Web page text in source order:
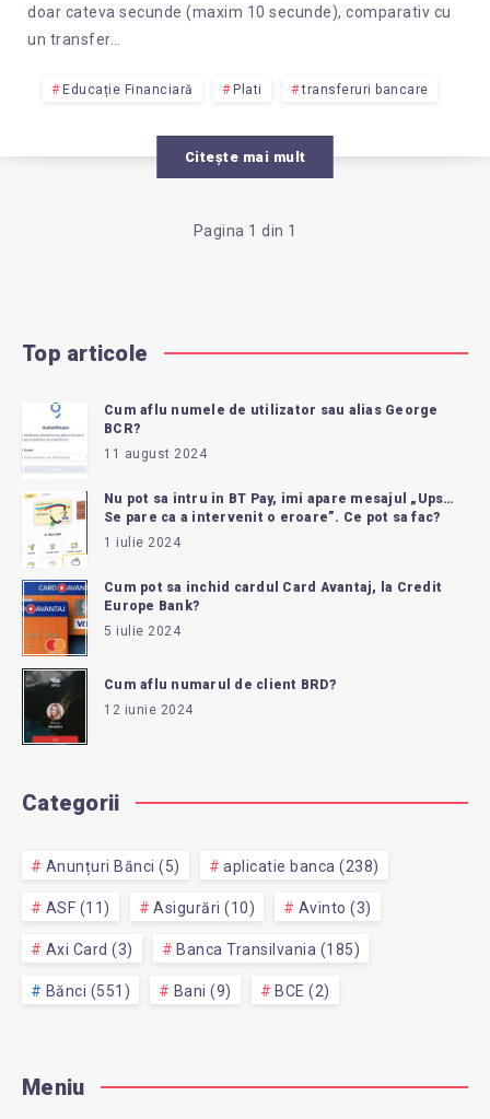
doar cateva secunde (maxim 10 secunde), comparativ cu
un transfer…
Educație Financiară Plati transferuri bancare
Citește mai mult
Pagina 1 din 1
Top articole
Cum aflu numele de utilizator sau alias George
BCR?
11 august 2024
Nu pot sa intru in BT Pay, imi apare mesajul „Ups…
Se pare ca a intervenit o eroare”. Ce pot sa fac?
1 iulie 2024
Cum pot sa inchid cardul Card Avantaj, la Credit
Europe Bank?
5 iulie 2024
Cum aflu numarul de client BRD?
12 iunie 2024
Categorii
Anunțuri Bănci (5) aplicatie banca (238)
ASF (11) Asigurări (10) Avinto (3)
Axi Card (3) Banca Transilvania (185)
Bănci (551) Bani (9) BCE (2)
Meniu